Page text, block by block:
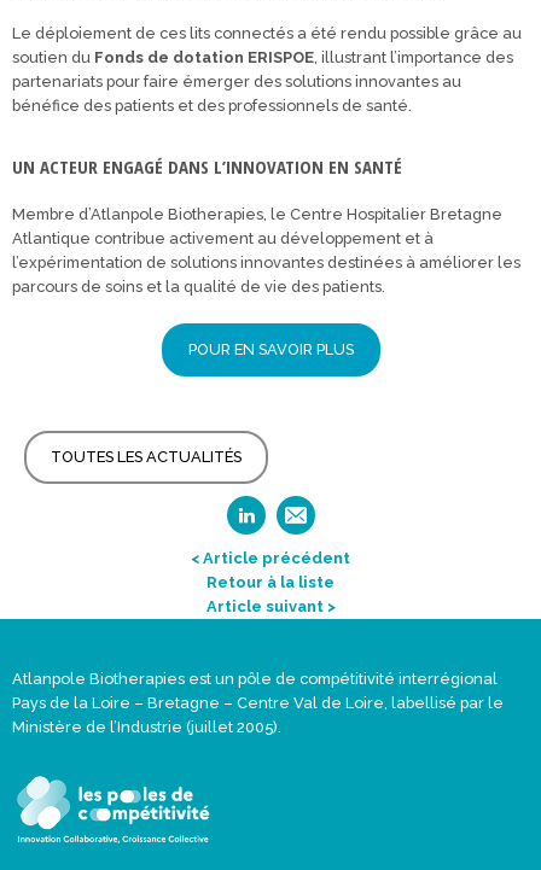
Le déploiement de ces lits connectés a été rendu possible grâce au
soutien du Fonds de dotation ERISPOE, illustrant l’importance des
partenariats pour faire émerger des solutions innovantes au
bénéfice des patients et des professionnels de santé.
UN ACTEUR ENGAGÉ DANS L’INNOVATION EN SANTÉ
Membre d’Atlanpole Biotherapies, le Centre Hospitalier Bretagne
Atlantique contribue activement au développement et à
l’expérimentation de solutions innovantes destinées à améliorer les
parcours de soins et la qualité de vie des patients.
POUR EN SAVOIR PLUS
TOUTES LES ACTUALITÉS
< Article précédent
Retour à la liste
Article suivant >
Atlanpole Biotherapies est un pôle de compétitivité interrégional
Pays de la Loire – Bretagne – Centre Val de Loire, labellisé par le
Ministère de l’Industrie (juillet 2005).